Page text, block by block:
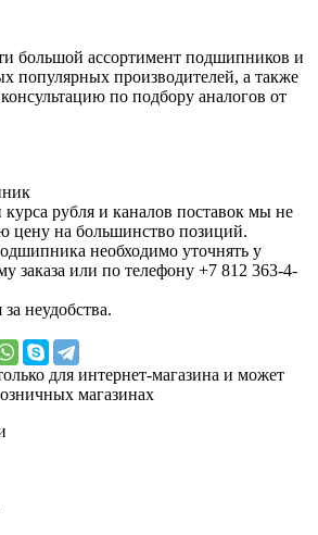
большой ассортимент подшипников и
популярных производителей, а также
по подбору аналогов от
курса рубля и каналов поставок мы не
цену на большинство позиций.
необходимо уточнять у
заказа или по телефону +7 812 363-4-
неудобства.
для интернет-магазина и может
магазинах